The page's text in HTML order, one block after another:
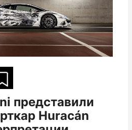
представили
Huracán